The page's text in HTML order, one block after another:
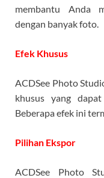
membantu Anda
dengan banyak foto.
Efek Khusus
ACDSee Photo
khusus yang
Beberapa efek ini
Pilihan Ekspor
ACDSee Photo